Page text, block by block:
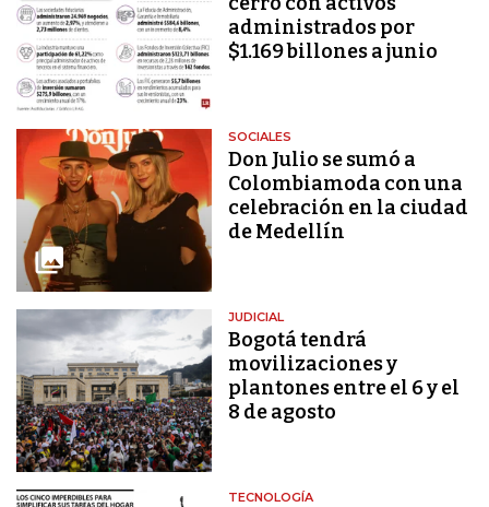
administrados por
$1.169 billones a junio
SOCIALES
Don Julio se sumó a
Colombiamoda con una
celebración en la ciudad
de Medellín
JUDICIAL
Bogotá tendrá
movilizaciones y
plantones entre el 6 y el
8 de agosto
TECNOLOGÍA